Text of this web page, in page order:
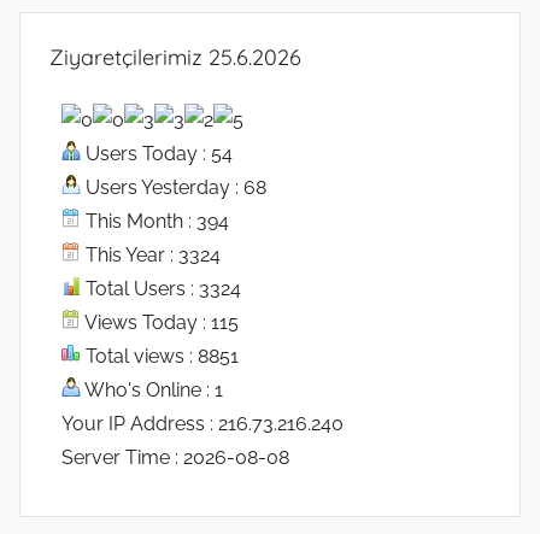
Ziyaretçilerimiz 25.6.2026
Users Today : 54
Users Yesterday : 68
This Month : 394
This Year : 3324
Total Users : 3324
Views Today : 115
Total views : 8851
Who's Online : 1
Your IP Address : 216.73.216.240
Server Time : 2026-08-08